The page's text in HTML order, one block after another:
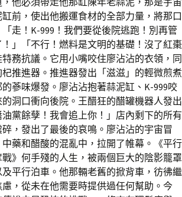
前，使出他搬運食材的全部力量，將那口
走！K-999！我們要從後院逃跑！別再管
」「不行！燃料是文明的基礎！沒了紅棗
務抗議。它用小嘴咬住廖沾沾的衣領，同
推進器。推進器發出「滋滋」的輕微煎煮
蔘味爆發。廖沾沾抱著蒜泥缸、K-999咬
洞口衝向後院。王醋狂的醋罐機器人發出
黨餘孽！我會追上你！」店內剩下的所有
，發出了最後的哀鳴。廖沾沾的宇宙冒
藥和醋酸的混亂中，拉開了帷幕。《平行
》何手殘的人生，被兩個巨大的陰影籠罩
及平行泊車。他那輛老舊的掀背車，彷彿繼
，從未在他需要時提供過任何幫助。今